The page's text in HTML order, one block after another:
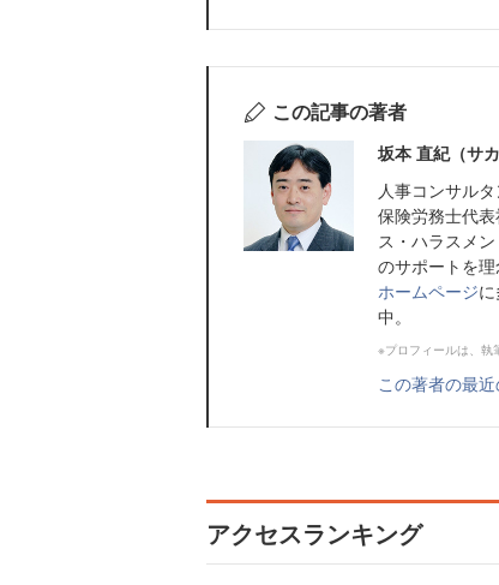
この記事の著者
坂本 直紀（サ
人事コンサル
保険労務士代
ス・ハラスメ
のサポートを理
ホームページ
中。
※プロフィールは、執
この著者の最
アクセスランキング